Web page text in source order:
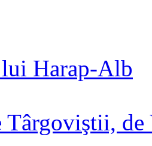
lui Harap-Alb
de